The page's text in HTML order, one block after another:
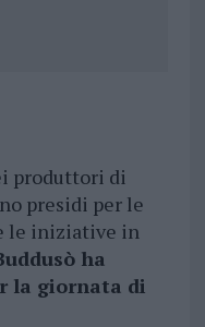
produttori di
presidi per le
le iniziative in
ha
la giornata di